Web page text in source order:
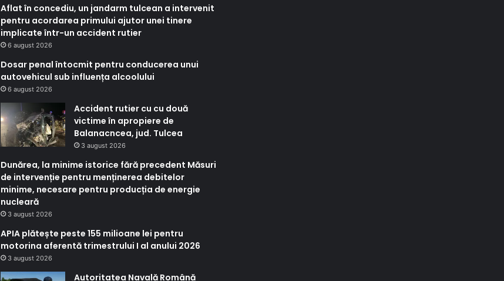
Aflat în concediu, un jandarm tulcean a intervenit
pentru acordarea primului ajutor unei tinere
implicate într-un accident rutier
6 august 2026
Dosar penal întocmit pentru conducerea unui
autovehicul sub influența alcoolului
6 august 2026
Accident rutier cu cu două
victime în apropiere de
Balanacncea, jud. Tulcea
3 august 2026
Dunărea, la minime istorice fără precedent Măsuri
de intervenție pentru menținerea debitelor
minime, necesare pentru producția de energie
nucleară
3 august 2026
APIA plătește peste 155 milioane lei pentru
motorina aferentă trimestrului I al anului 2026
3 august 2026
Autoritatea Navală Română